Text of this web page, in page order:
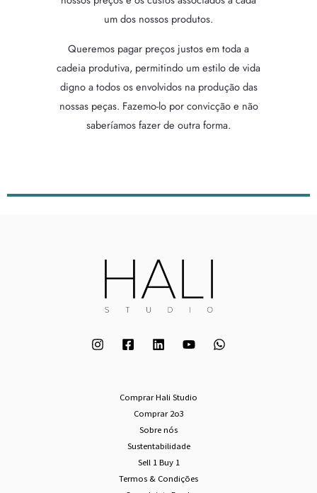
um dos nossos produtos.
Queremos pagar preços justos em toda a
cadeia produtiva, permitindo um estilo de vida
digno a todos os envolvidos na produção das
nossas peças. Fazemo-lo por convicção e não
saberíamos fazer de outra forma.
Comprar Hali Studio
Comprar 2o3
Sobre nós
Sustentabilidade
Sell 1 Buy 1
Termos & Condições